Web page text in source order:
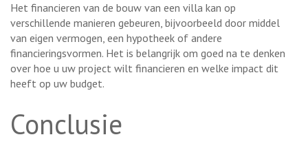
Het financieren van de bouw van een villa kan op
verschillende manieren gebeuren, bijvoorbeeld door middel
van eigen vermogen, een hypotheek of andere
financieringsvormen. Het is belangrijk om goed na te denken
over hoe u uw project wilt financieren en welke impact dit
heeft op uw budget.
Conclusie